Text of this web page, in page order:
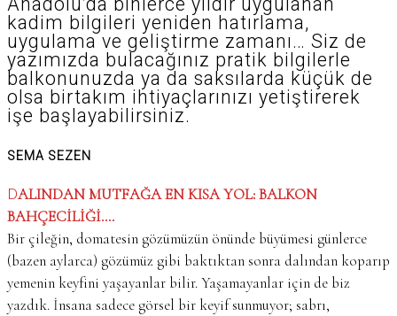
kadim bilgileri yeniden hatırlama,
uygulama ve geliştirme zamanı… Siz de
yazımızda bulacağınız pratik bilgilerle
balkonunuzda ya da saksılarda küçük de
olsa birtakım ihtiyaçlarınızı yetiştirerek
işe başlayabilirsiniz.
SEMA SEZEN
DALINDAN MUTFAĞA EN KISA YOL: BALKON
BAHÇECİLİĞİ….
Bir çileğin, domatesin gözümüzün önünde büyümesi günlerce
(bazen aylarca) gözümüz gibi baktıktan sonra dalından koparıp
yemenin keyfini yaşayanlar bilir. Yaşamayanlar için de biz
yazdık. İnsana sadece görsel bir keyif sunmuyor; sabrı,